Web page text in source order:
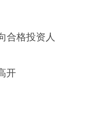
合格投资人
开